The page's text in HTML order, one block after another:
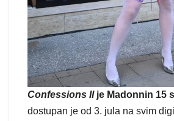
Confessions IIje Madonnin 15
dostupan je od 3. jula na svim